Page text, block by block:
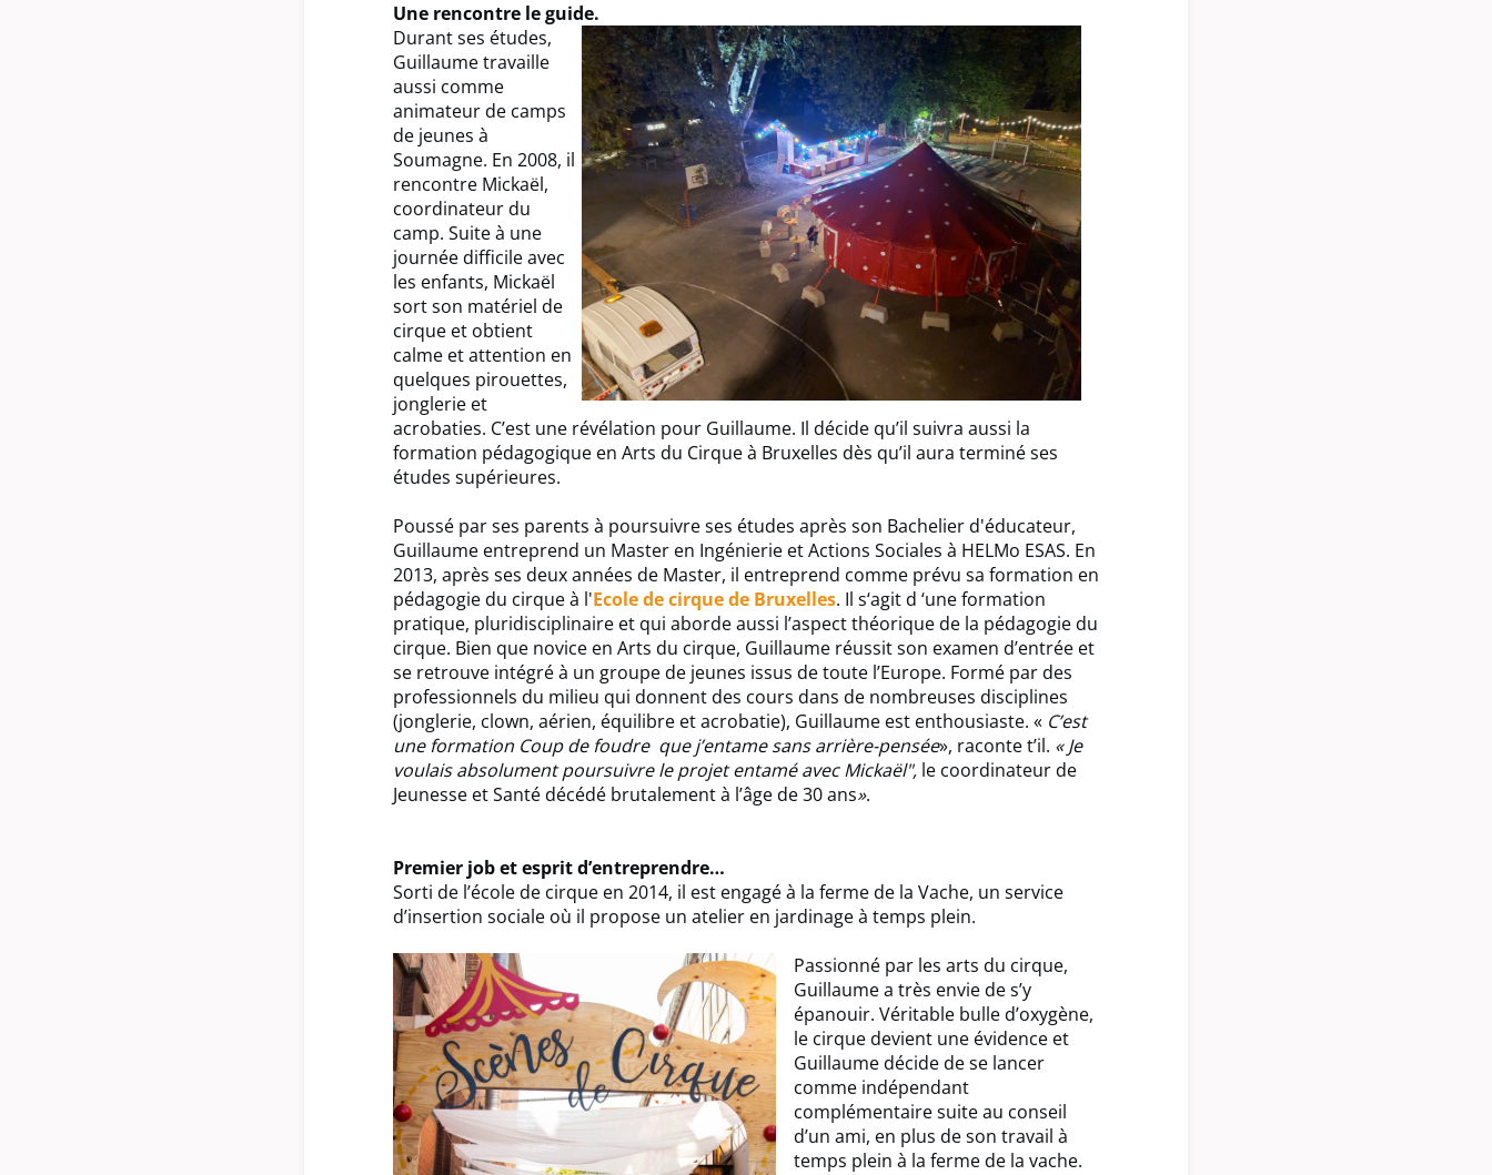
Une rencontre le guide.
Durant ses études,
Guillaume travaille
aussi comme
animateur de camps
de jeunes à
Soumagne. En 2008, il
rencontre Mickaël,
coordinateur du
camp. Suite à une
journée difficile avec
les enfants, Mickaël
sort son matériel de
cirque et obtient
calme et attention en
quelques pirouettes,
jonglerie et
acrobaties. C’est une révélation pour Guillaume. Il décide qu’il suivra aussi la
formation pédagogique en Arts du Cirque à Bruxelles dès qu’il aura terminé ses
études supérieures.
Poussé par ses parents à poursuivre ses études après son Bachelier d'éducateur,
Guillaume entreprend un Master en Ingénierie et Actions Sociales à HELMo ESAS. En
2013, après ses deux années de Master, il entreprend comme prévu sa formation en
pédagogie du cirque à l'Ecole de cirque de Bruxelles. Il s‘agit d ‘une formation
pratique, pluridisciplinaire et qui aborde aussi l’aspect théorique de la pédagogie du
cirque. Bien que novice en Arts du cirque, Guillaume réussit son examen d’entrée et
se retrouve intégré à un groupe de jeunes issus de toute l’Europe. Formé par des
professionnels du milieu qui donnent des cours dans de nombreuses disciplines
(jonglerie, clown, aérien, équilibre et acrobatie), Guillaume est enthousiaste. « C’est
une formation Coup de foudre que j’entame sans arrière-pensée», raconte t’il. « Je
voulais absolument poursuivre le projet entamé avec Mickaël", le coordinateur de
Jeunesse et Santé décédé brutalement à l’âge de 30 ans».
Premier job et esprit d’entreprendre…
Sorti de l’école de cirque en 2014, il est engagé à la ferme de la Vache, un service
d’insertion sociale où il propose un atelier en jardinage à temps plein.
Passionné par les arts du cirque,
Guillaume a très envie de s’y
épanouir. Véritable bulle d’oxygène,
le cirque devient une évidence et
Guillaume décide de se lancer
comme indépendant
complémentaire suite au conseil
d’un ami, en plus de son travail à
temps plein à la ferme de la vache.